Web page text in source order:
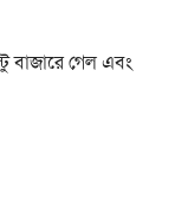
বাজারে গেল এবং